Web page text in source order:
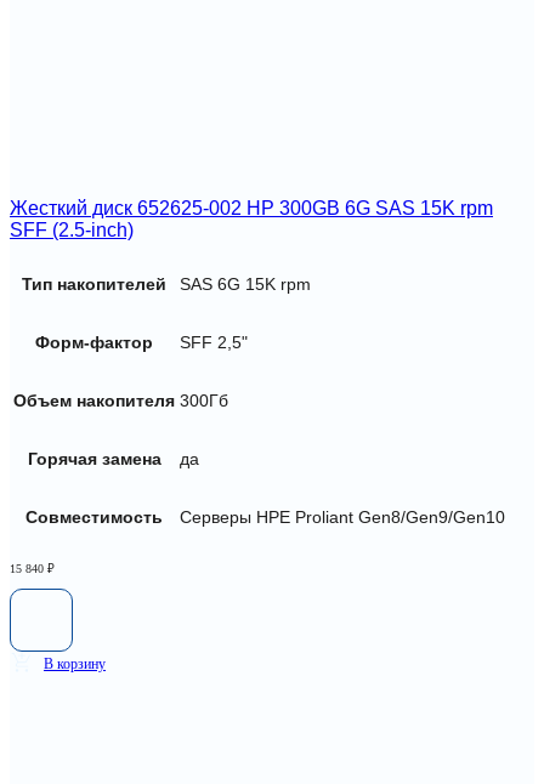
Жесткий диск 652625-002 HP 300GB 6G SAS 15K rpm
SFF (2.5-inch)
Тип накопителей SAS 6G 15K rpm
Форм-фактор SFF 2,5"
Объем накопителя 300Гб
Горячая замена да
Совместимость Серверы HPE Proliant Gen8/Gen9/Gen10
15 840 ₽
В корзину